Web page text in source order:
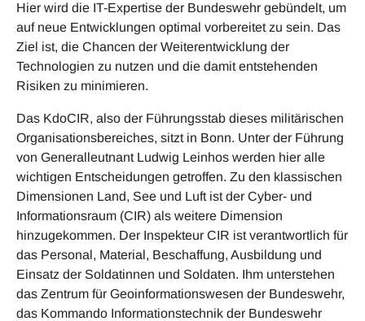
Hier wird die IT-Expertise der Bundeswehr gebündelt, um
auf neue Entwicklungen optimal vorbereitet zu sein. Das
Ziel ist, die Chancen der Weiterentwicklung der
Technologien zu nutzen und die damit entstehenden
Risiken zu minimieren.
Das KdoCIR, also der Führungsstab dieses militärischen
Organisationsbereiches, sitzt in Bonn. Unter der Führung
von Generalleutnant Ludwig Leinhos werden hier alle
wichtigen Entscheidungen getroffen. Zu den klassischen
Dimensionen Land, See und Luft ist der Cyber- und
Informationsraum (CIR) als weitere Dimension
hinzugekommen. Der Inspekteur CIR ist verantwortlich für
das Personal, Material, Beschaffung, Ausbildung und
Einsatz der Soldatinnen und Soldaten. Ihm unterstehen
das Zentrum für Geoinformationswesen der Bundeswehr,
das Kommando Informationstechnik der Bundeswehr